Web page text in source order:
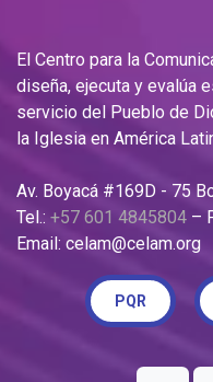
El Centro para la
diseña, ejecuta y evalúa
servicio del Pueblo de
la Iglesia en América
Av. Boyacá #169D - 75
Tel.: +57 601 4845804 –
Email: celam@celam.org
PQR